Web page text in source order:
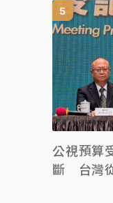
公視預算
斷 台灣